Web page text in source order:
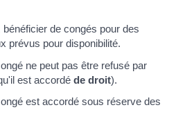
de congés pour des
prévus pour disponibilité.
ne peut pas être refusé par
est accordé de droit).
est accordé sous réserve des